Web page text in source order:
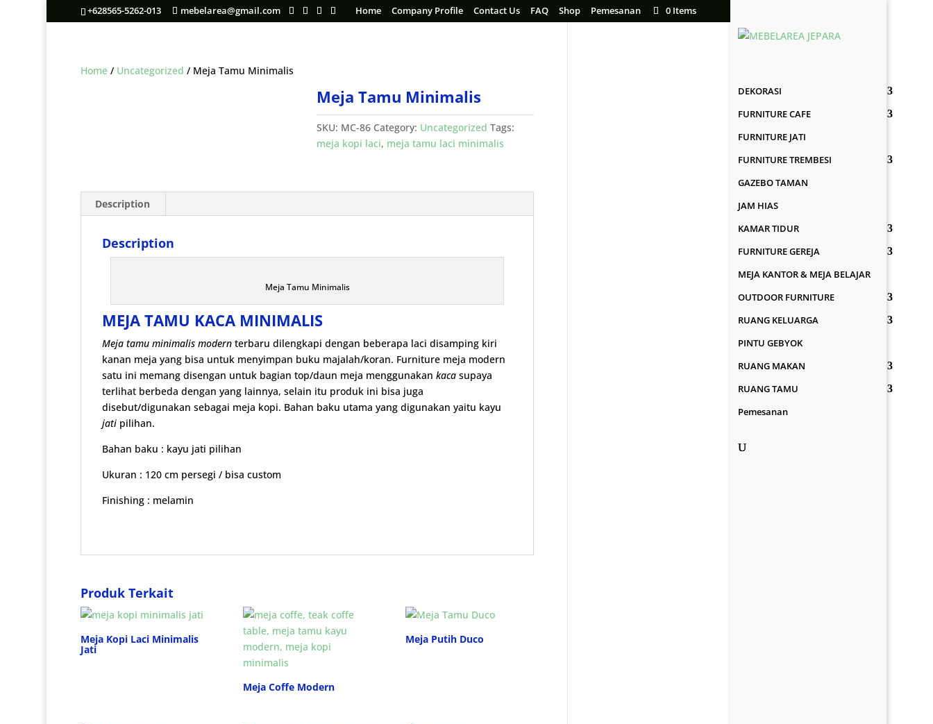
+628565-5262-013 mebelarea@gmail.com Home Company Profile Contact Us FAQ Shop Pemesanan 0 Items
DEKORASI
FURNITURE CAFE
FURNITURE JATI
FURNITURE TREMBESI
GAZEBO TAMAN
JAM HIAS
KAMAR TIDUR
FURNITURE GEREJA
MEJA KANTOR & MEJA BELAJAR
OUTDOOR FURNITURE
RUANG KELUARGA
PINTU GEBYOK
RUANG MAKAN
RUANG TAMU
Pemesanan
Home / Uncategorized / Meja Tamu Minimalis
Meja Tamu Minimalis
SKU: MC-86 Category: Uncategorized Tags:
meja kopi laci, meja tamu laci minimalis
Description
Description
Meja Tamu Minimalis
MEJA TAMU KACA MINIMALIS
Meja tamu minimalis modern terbaru dilengkapi dengan beberapa laci disamping kiri
kanan meja yang bisa untuk menyimpan buku majalah/koran. Furniture meja modern
satu ini memang disengan untuk bagian top/daun meja menggunakankaca supaya
terlihat berbeda dengan yang lainnya, selain itu produk ini bisa juga
disebut/digunakan sebagai meja kopi. Bahan baku utama yang digunakan yaitu kayu
jati pilihan.
Bahan baku : kayu jati pilihan
Ukuran : 120 cm persegi / bisa custom
Finishing : melamin
Produk Terkait
Meja Kopi Laci Minimalis
Jati
Meja Coffe Modern
Meja Putih Duco